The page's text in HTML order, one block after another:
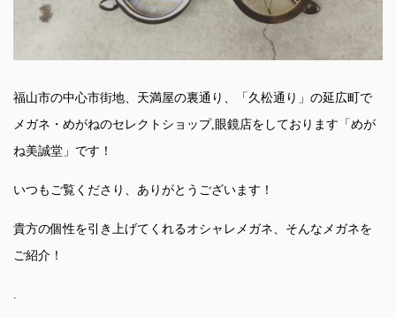
福山市の中心市街地、天満屋の裏通り、「久松通り」の延広町で
メガネ・めがねのセレクトショップ,眼鏡店をしております「めが
ね美誠堂」です！
いつもご覧くださり、ありがとうございます！
貴方の個性を引き上げてくれるオシャレメガネ、そんなメガネを
ご紹介！
.